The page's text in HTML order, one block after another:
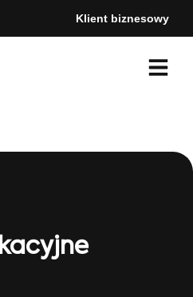
Klient biznesowy